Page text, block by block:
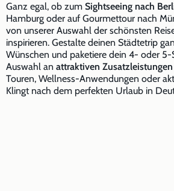
Ganz egal, ob zum Sightseeing nach
Hamburg oder auf Gourmettour nach
von unserer Auswahl der schönsten
inspirieren. Gestalte deinen Städtetrip
Wünschen und paketiere dein 4- oder
Auswahl an attraktiven Zusatzleistungen
Touren, Wellness-Anwendungen oder
Klingt nach dem perfekten Urlaub in